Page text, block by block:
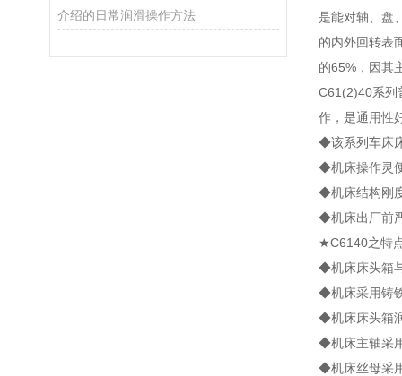
介绍的日常润滑操作方法
是能对轴、盘
的内外回转表
的65%，因其
C61(2)40系列
作，是通用性
◆该系列车床
◆机床操作灵
◆机床结构刚
◆机床出厂前
★C6140之特
◆机床床头箱
◆机床采用铸
◆机床床头箱
◆机床主轴采
◆机床丝母采